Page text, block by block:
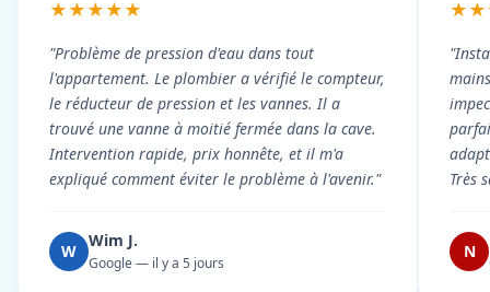
★★★★★
"Problème de pression d'eau dans tout
l'appartement. Le plombier a vérifié le compteur,
le réducteur de pression et les vannes. Il a
trouvé une vanne à moitié fermée dans la cave.
Intervention rapide, prix honnête, et il m'a
expliqué comment éviter le problème à l'avenir."
W
Wim J.
Google — il y a 5 jours
Très
N